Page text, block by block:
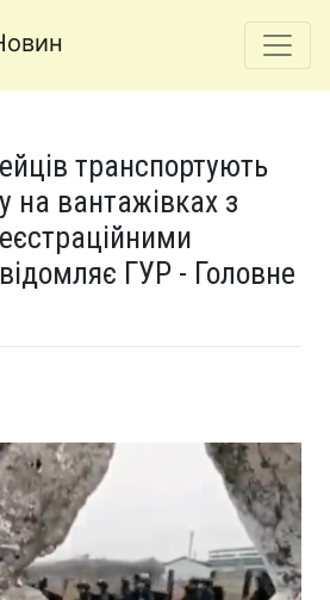
транспортують
на вантажівках з
ГУР - Головне